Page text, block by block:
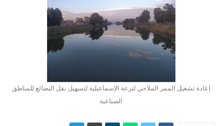
إعادة تشغيل الممر الملاحي لترعة الإسماعيلية لتسهيل نقل البضائع للمناطق
الصناعية